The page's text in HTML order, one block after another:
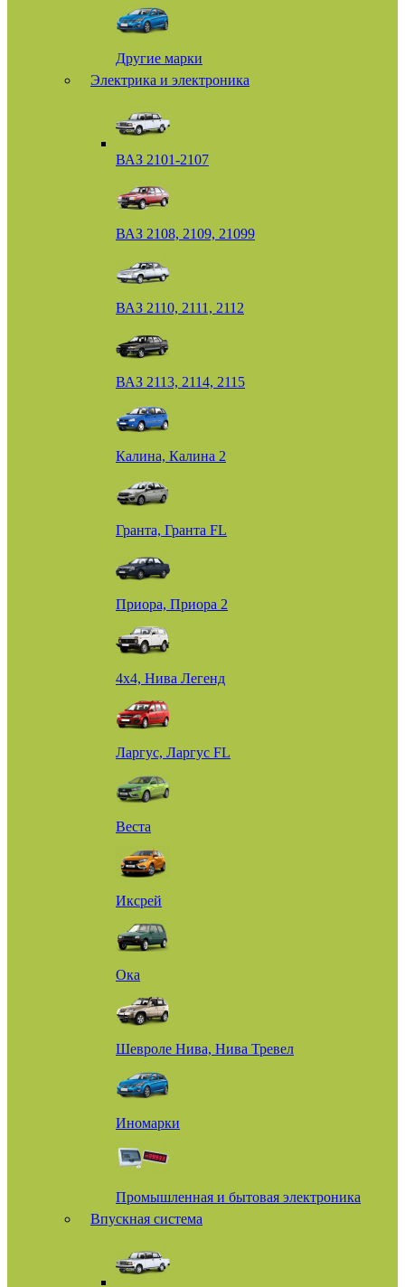
Другие марки
Электрика и электроника
ВАЗ 2101-2107
ВАЗ 2108, 2109, 21099
ВАЗ 2110, 2111, 2112
ВАЗ 2113, 2114, 2115
Калина, Калина 2
Гранта, Гранта FL
Приора, Приора 2
4х4, Нива Легенд
Ларгус, Ларгус FL
Веста
Иксрей
Ока
Шевроле Нива, Нива Тревел
Иномарки
Промышленная и бытовая электроника
Впускная система